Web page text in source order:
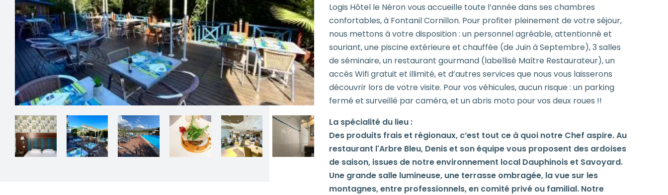
Logis Hôtel le Néron vous accueille toute l’année dans ses chambres
confortables, à Fontanil Cornillon. Pour profiter pleinement de votre séjour,
nous mettons à votre disposition : un personnel agréable, attentionné et
souriant, une piscine extérieure et chauffée (de Juin à Septembre), 3 salles
de séminaire, un restaurant gourmand (labellisé Maître Restaurateur), un
accès Wifi gratuit et illimité, et d’autres services que nous vous laisserons
découvrir lors de votre visite. Pour vos véhicules, aucun risque : un parking
fermé et surveillé par caméra, et un abris moto pour vos deux roues !!
La spécialité du lieu :
Des produits frais et régionaux, c’est tout ce à quoi notre Chef aspire. Au
restaurant l'Arbre Bleu, Denis et son équipe vous proposent des ardoises
de saison, issues de notre environnement local Dauphinois et Savoyard.
Une grande salle lumineuse, une terrasse ombragée, la vue sur les
montagnes, entre professionnels, en comité privé ou familial. Notre